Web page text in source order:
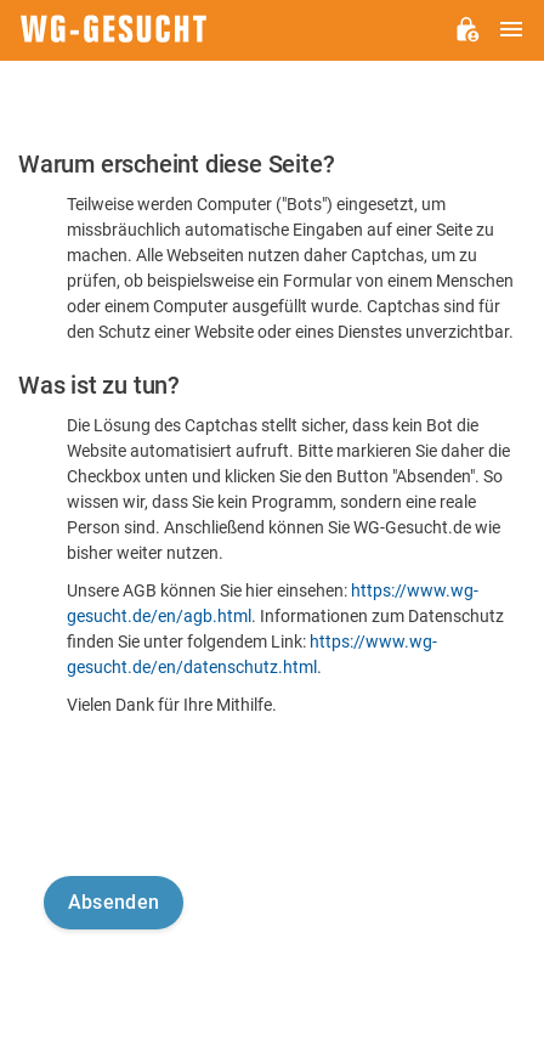
Bitte
dass
sind
Warum erscheint diese Seite?
Teilweise werden Computer ("Bots") eingesetzt, um
missbräuchlich automatische Eingaben auf einer Seite zu
machen. Alle Webseiten nutzen daher Captchas, um zu
prüfen, ob beispielsweise ein Formular von einem Menschen
oder einem Computer ausgefüllt wurde. Captchas sind für
den Schutz einer Website oder eines Dienstes unverzichtbar.
Was ist zu tun?
Die Lösung des Captchas stellt sicher, dass kein Bot die
Website automatisiert aufruft. Bitte markieren Sie daher die
Checkbox unten und klicken Sie den Button "Absenden". So
wissen wir, dass Sie kein Programm, sondern eine reale
Person sind. Anschließend können Sie WG-Gesucht.de wie
bisher weiter nutzen.
Unsere AGB können Sie hier einsehen: https://www.wg-
gesucht.de/en/agb.html . Informationen zum Datenschutz
finden Sie unter folgendem Link: https://www.wg-
gesucht.de/en/datenschutz.html .
Vielen Dank für Ihre Mithilfe.